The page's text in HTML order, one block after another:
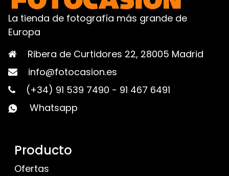
La tienda de fotografía más grande de
Europa
Ribera de Curtidores 22, 28005 Madrid
info@fotocasion.es
(+34) 91 539 7490 - 91 467 6491
Whatsapp
Producto
Ofertas